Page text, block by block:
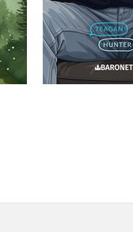
Do
319 Kč